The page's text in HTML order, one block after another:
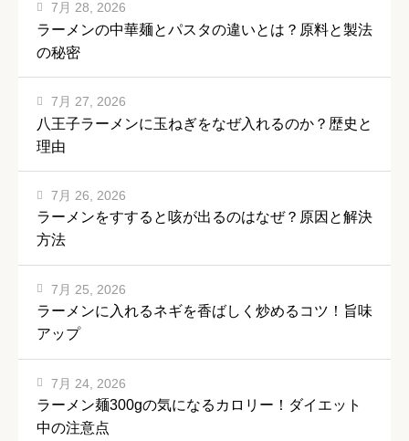
ラーメンの中華麺とパスタの違いとは？原料と製法
の秘密
7月 28, 2026
八王子ラーメンに玉ねぎをなぜ入れるのか？歴史と
理由
7月 27, 2026
ラーメンをすすると咳が出るのはなぜ？原因と解決
方法
7月 26, 2026
ラーメンに入れるネギを香ばしく炒めるコツ！旨味
アップ
7月 25, 2026
ラーメン麺300gの気になるカロリー！ダイエット
中の注意点
7月 24, 2026